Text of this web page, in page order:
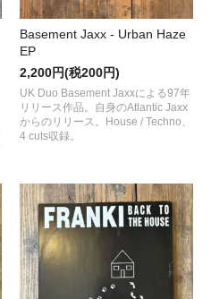
Basement Jaxx - Urban Haze
EP
2,200円(税200円)
UK Duo Basement Jaxxによる97年
リリース作品。自身のAtlantic Jaxx
からのリリース。House / Techno、
4 cuts収録。